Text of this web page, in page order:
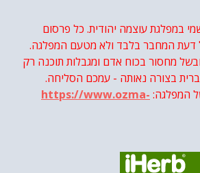
לימור סון הר-מלך על חוק...-- 19/04/2026
מיכאל בן ארי על פרשת הת...
מיכאל בן ארי על פרשת הת... -- 10/04/2026
בן גביר במקום נפילת הטיל.... -- 06/04/2026
חוק עונש מוות למחבלים...-- 29/03/2026
בן ארי על פרשת השבוע ת... -- 27/03/2026
בן ארי על פרשת השבוע ת...-- 20/03/2026
בן ארי על דילמת המנהיגות....
מיכאל בן ארי על פרשת הת...
במפלגת עוצמה יהודית. כל פרסום
המחבר בלבד ולא מטעם המפלגה.
מחסור בכוח אדם ומגבלות תוכנה רק
בצורה נאותה - עמכם הסליחה.
המפלגה: https://www.ozma-